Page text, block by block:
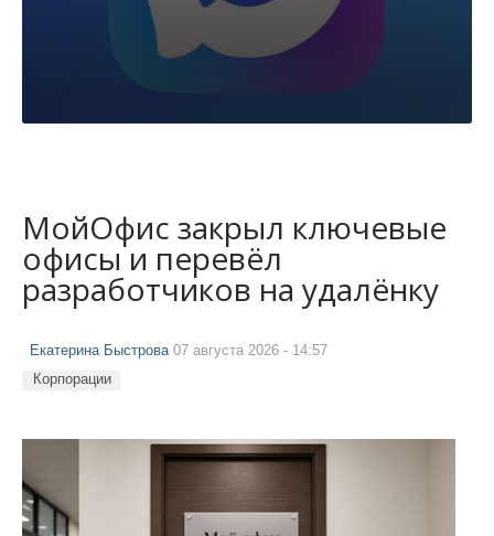
МойОфис закрыл ключевые
офисы и перевёл
разработчиков на удалёнку
Екатерина Быстрова07 августа 2026 - 14:57
Корпорации